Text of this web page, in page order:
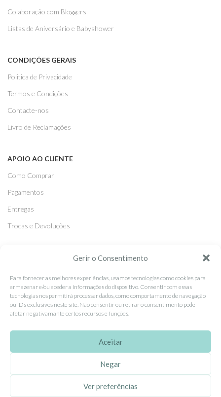
Gerir o Consentimento
Para fornecer as melhores experiências, usamos tecnologias como cookies para
armazenar e/ou aceder a informações do dispositivo. Consentir com essas
tecnologias nos permitirá processar dados, como comportamento de navegação
ou IDs exclusivos neste site. Não consentir ou retirar o consentimento pode
afetar negativamante certos recursos e funções.
Aceitar
Negar
Ver preferências
Colaboração com Bloggers
Listas de Aniversário e Babyshower
CONDIÇÕES GERAIS
Politica de Privacidade
Termos e Condições
Contacte-nos
Livro de Reclamações
APOIO AO CLIENTE
Como Comprar
Pagamentos
Entregas
Trocas e Devoluções
Facebook
Instagram
Pinterest
EhGoom2026 Criado porDumbanengue, Lda.